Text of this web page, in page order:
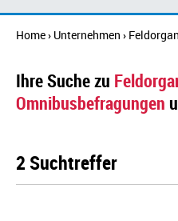
Home› Unternehmen ›
Ihre Suche zu
Omnibusbefragungen
2 Suchtreffer